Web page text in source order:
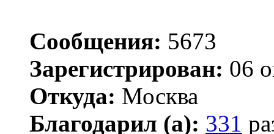
Сообщения: 5673
Зарегистрирован: 06
Откуда: Москва
Благодарил (а): 331